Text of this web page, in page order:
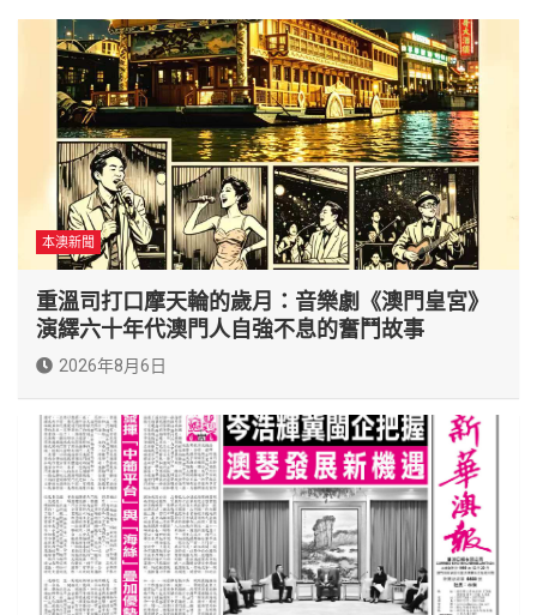
本澳新聞
重溫司打口摩天輪的歲月：音樂劇《澳門皇宮》
演繹六十年代澳門人自強不息的奮鬥故事
2026年8月6日